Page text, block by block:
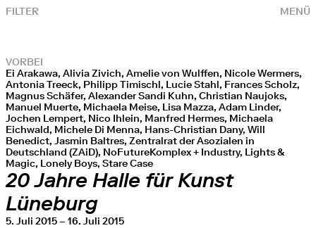
MENÜ
FILTER
VORBEI
Ei Arakawa, Alivia Zivich, Amelie von Wulffen, Nicole Wermers,
Antonia Treeck, Philipp Timischl, Lucie Stahl, Frances Scholz,
Magnus Schäfer, Alexander Sandi Kuhn, Christian Naujoks,
Manuel Muerte, Michaela Meise, Lisa Mazza, Adam Linder,
Jochen Lempert, Nico Ihlein, Manfred Hermes, Michaela
Eichwald, Michele Di Menna, Hans-Christian Dany, Will
Benedict, Jasmin Baltres, Zentralrat der Asozialen in
Deutschland (ZAiD), NoFutureKomplex + Industry, Lights &
Magic, Lonely Boys, Stare Case
20 Jahre Halle für Kunst
Lüneburg
5. Juli 2015 – 16. Juli 2015